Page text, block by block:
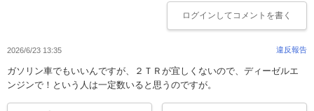
ログイン してコメントを書く
2026/6/23 13:35 違反報告
ガソリン車でもいいんですが、２ＴＲが宜しくないので、ディーゼルエ
ンジンで！という人は一定数いると思うのですが。